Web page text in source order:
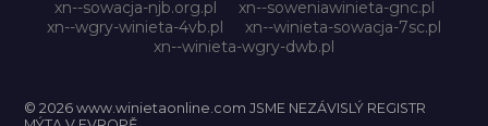
xn--sowacja-njb.org.pl
xn--soweniawinieta-gnc.pl
xn--wgry-winieta-4vb.pl
xn--winieta-sowacja-7sc.pl
xn--winieta-wgry-dwb.pl
© 2026 www.winietaonline.com JSME NEZÁVISLÝ REGISTR